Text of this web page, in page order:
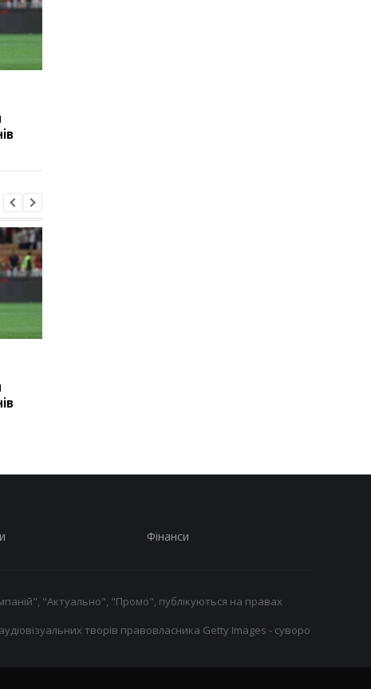
Фінанси
"Актуально", "Промо", публікуються на правах
творів правовласника Getty Images - суворо